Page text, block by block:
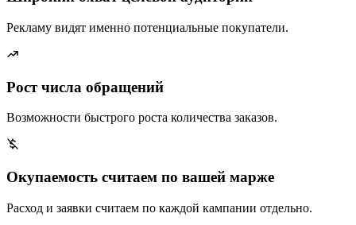
Рекламу видят именно потенциальные покупатели.
Рост числа обращений
Возможности быстрого роста количества заказов.
Окупаемость считаем по вашей марже
Расход и заявки считаем по каждой кампании отдельно.